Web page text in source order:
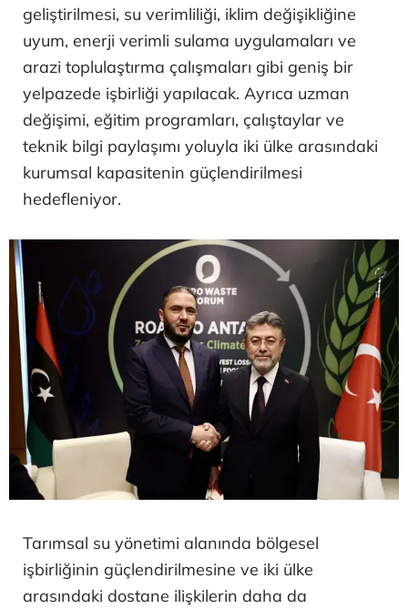
geliştirilmesi, su verimliliği, iklim değişikliğine
uyum, enerji verimli sulama uygulamaları ve
arazi toplulaştırma çalışmaları gibi geniş bir
yelpazede işbirliği yapılacak. Ayrıca uzman
değişimi, eğitim programları, çalıştaylar ve
teknik bilgi paylaşımı yoluyla iki ülke arasındaki
kurumsal kapasitenin güçlendirilmesi
hedefleniyor.
Tarımsal su yönetimi alanında bölgesel
işbirliğinin güçlendirilmesine ve iki ülke
arasındaki dostane ilişkilerin daha da